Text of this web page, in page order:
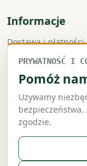
Informacje
Dostawa i płatności
Faktury VAT
Zwroty i reklamacje
Regulamin
Polityka prywatności
Polityka cookies
PRYWATNOŚĆ I
Pomóż
Używamy
bezpieczeństwa.
zgodzie.